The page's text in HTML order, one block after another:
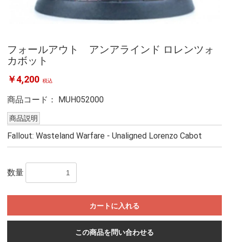
フォールアウト アンアラインド ロレンツォ
カボット
￥4,200 税込
商品コード： MUH052000
商品説明
Fallout: Wasteland Warfare - Unaligned Lorenzo Cabot
数量
カートに入れる
この商品を問い合わせる